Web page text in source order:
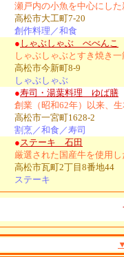
瀬戸内の小魚を中心にし
高松市大工町7-20
創作料理／和食
● しゃぶしゃぶ べべんこ
しゃぶしゃぶとすき焼き
高松市今新町8-9
しゃぶしゃぶ
●寿司・湯葉料理 ゆば膳
創業（昭和62年）以来、
高松市一宮町1628-2
割烹／和食／寿司
●ステーキ 石田
厳選された国産牛を使用
高松市瓦町2丁目8番地44
ステーキ